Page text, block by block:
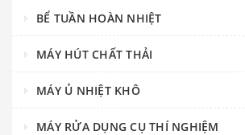
BỂ TUẦN HOÀN NHIỆT
MÁY HÚT CHẤT THẢI
MÁY Ủ NHIỆT KHÔ
MÁY RỬA DỤNG CỤ THÍ NGHIỆM